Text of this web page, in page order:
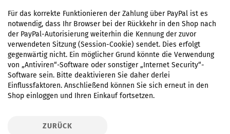
Für das korrekte Funktionieren der Zahlung über PayPal ist es
notwendig, dass Ihr Browser bei der Rückkehr in den Shop nach
der PayPal-Autorisierung weiterhin die Kennung der zuvor
verwendeten Sitzung (Session-Cookie) sendet. Dies erfolgt
gegenwärtig nicht. Ein möglicher Grund könnte die Verwendung
von „Antiviren“-Software oder sonstiger „Internet Security“-
Software sein. Bitte deaktivieren Sie daher derlei
Einflussfaktoren. Anschließend können Sie sich erneut in den
Shop einloggen und Ihren Einkauf fortsetzen.
ZURÜCK